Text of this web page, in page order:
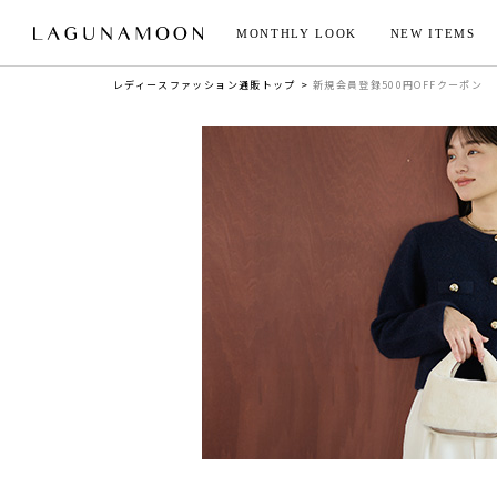
MONTHLY LOOK NEW ITEMS
レディースファッション通販トップ 新規会員登録500円OFFクーポン